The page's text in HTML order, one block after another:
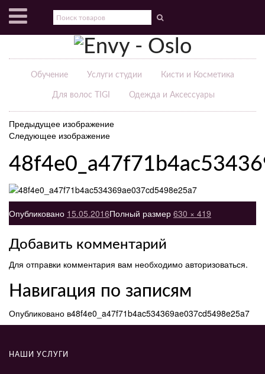
Обучение Услуги студии Кисти и Косметика
Для волос TIGI Одежда и Аксессуары
Предыдущее изображение
Следующее изображение
Опубликовано 15.05.2016Полный размер 630 × 419
Добавить комментарий
Для отправки комментария вам необходимо авторизоваться.
Навигация по записям
Опубликовано в48f4e0_a47f71b4ac534369ae037cd5498e25a7
НАШИ УСЛУГИ